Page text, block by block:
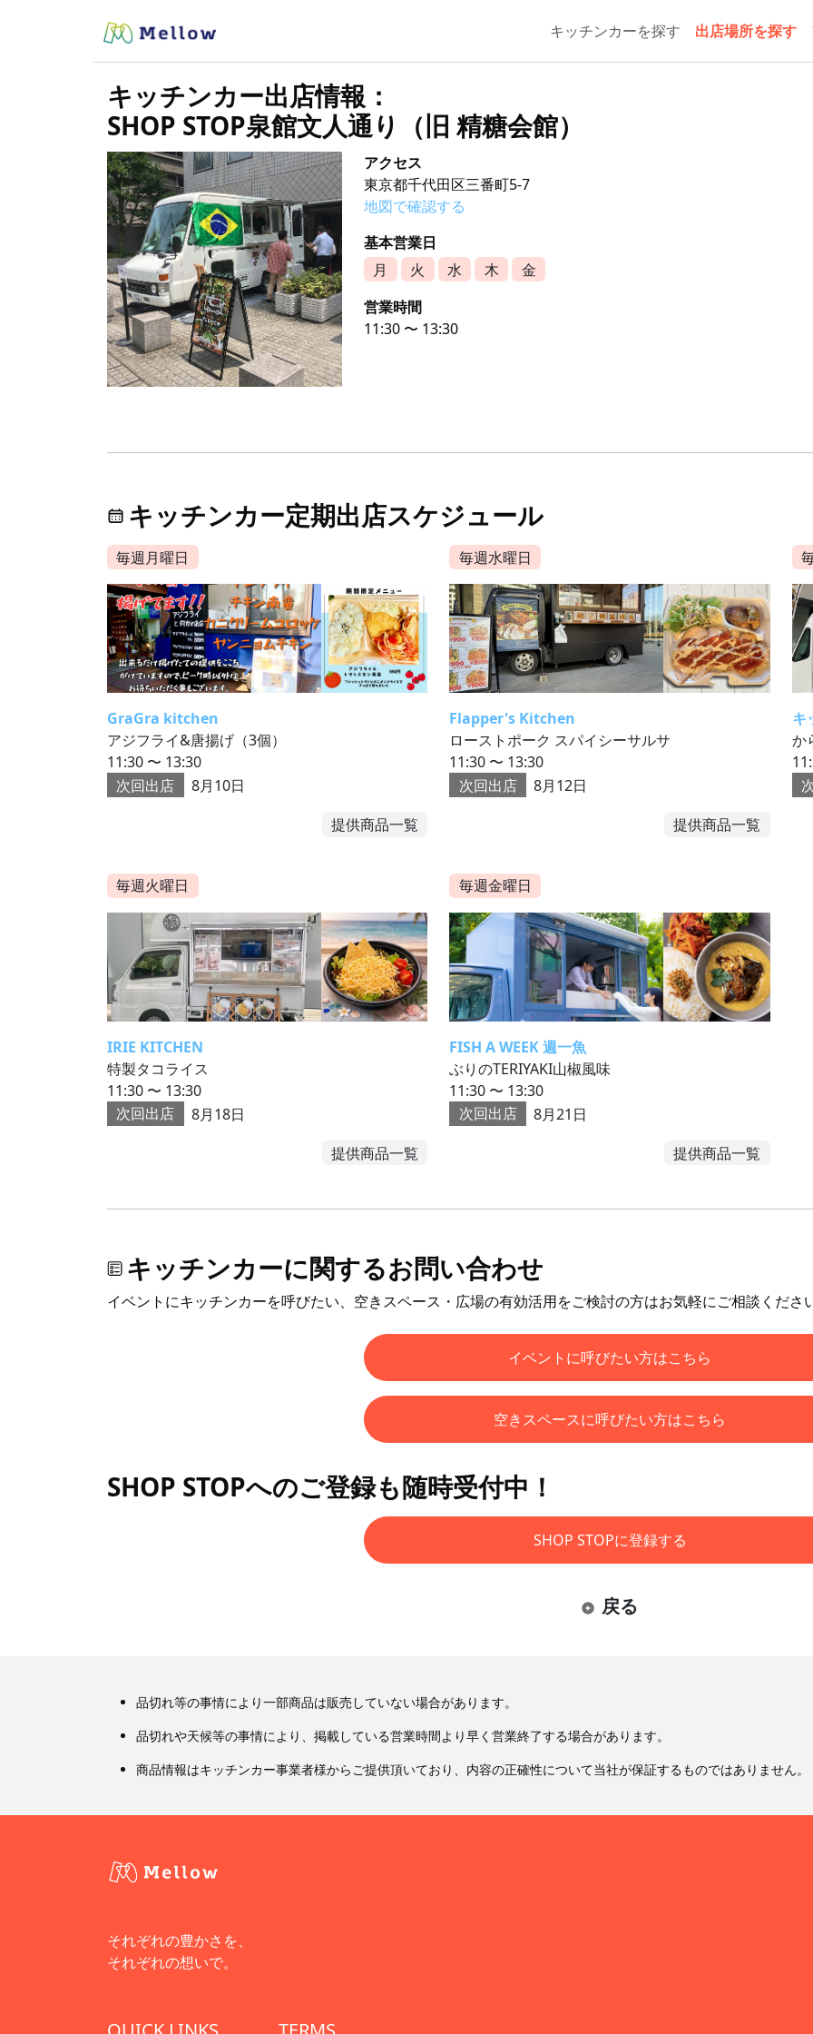
キッチンカーを探す 出店場所を探す
キッチンカー出店情報：
SHOP STOP泉館文人通り（旧 精糖会館）
アクセス
東京都千代田区三番町5-7
地図で確認する
基本営業日
月
火 水 木
金
営業時間
11:30 〜 13:30
キッチンカー定期出店スケジュール
毎週月曜日
GraGra kitchen
アジフライ&唐揚げ（3個）
11:30 〜 13:30
次回出店
8月10日
提供商品一覧
毎週水曜日
Flapper's Kitchen
ローストポーク スパイシーサルサ
11:30 〜 13:30
次回出店
8月12日
提供商品一覧
キ
か
毎週火曜日
IRIE KITCHEN
特製タコライス
11:30 〜 13:30
次回出店
8月18日
提供商品一覧
毎週金曜日
FISH A WEEK 週一魚
ぶりのTERIYAKI山椒風味
11:30 〜 13:30
次回出店
8月21日
提供商品一覧
キッチンカーに関するお問い合わせ
イベントにキッチンカーを呼びたい、空きスペース・広場の有効活用をご検討の方はお気軽にご相談くださ
イベントに呼びたい方はこちら
空きスペースに呼びたい方はこちら
SHOP STOPへのご登録も随時受付中！
SHOP STOPに登録する
戻る
品切れ等の事情により一部商品は販売していない場合があります。
品切れや天候等の事情により、掲載している営業時間より早く営業終了する場合があります。
商品情報はキッチンカー事業者様からご提供頂いており、内容の正確性について当社が保証するものではありません。
それぞれの豊かさを、
それぞれの想いで。